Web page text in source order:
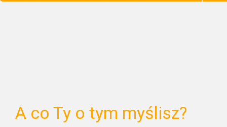
A co Ty o tym myślisz?